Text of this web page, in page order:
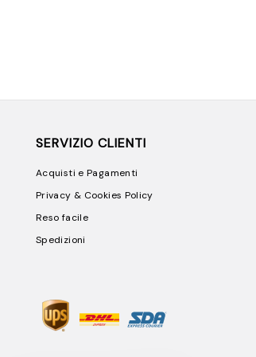
SERVIZIO CLIENTI
Acquisti e Pagamenti
Privacy & Cookies Policy
Reso facile
Spedizioni